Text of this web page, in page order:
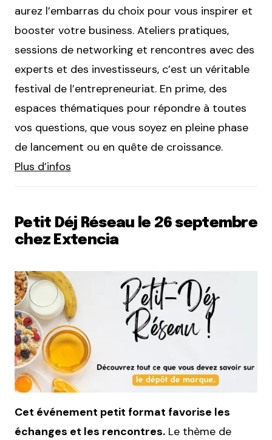
aurez l’embarras du choix pour vous inspirer et
booster votre business. Ateliers pratiques,
sessions de networking et rencontres avec des
experts et des investisseurs, c’est un véritable
festival de l’entrepreneuriat. En prime, des
espaces thématiques pour répondre à toutes
vos questions, que vous soyez en pleine phase
de lancement ou en quête de croissance​.
Plus d’infos
Petit Déj Réseau le 26 septembre
chez Extencia
Cet événement petit format favorise les
échanges et les rencontres. Le thème de